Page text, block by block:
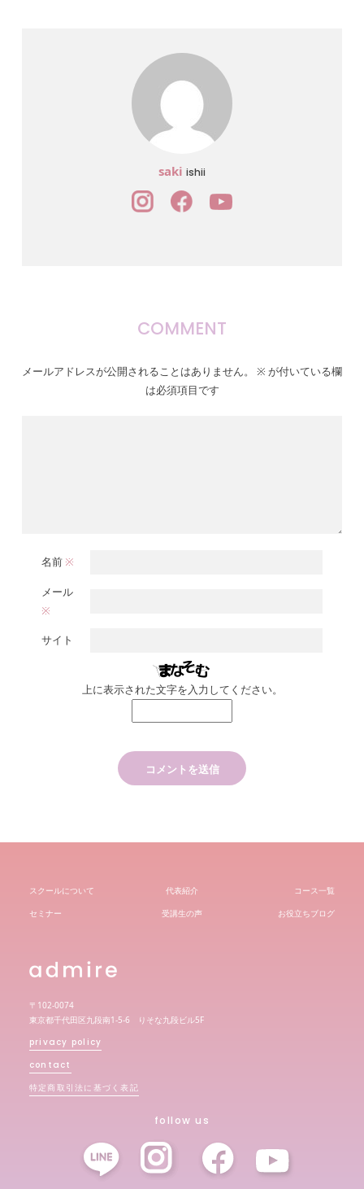
saki ishii
COMMENT
メールアドレスが公開されることはありません。 ※ が付いている欄
は必須項目です
名前 ※
メール
※
サイト
上に表示された文字を入力してください。
スクールについて 代表紹介
コース一覧
セミナー
受講生の声 お役立ちブログ
〒102-0074
東京都千代田区九段南1-5-6 りそな九段ビル5F
privacy policy
contact
特定商取引法に基づく表記
follow us